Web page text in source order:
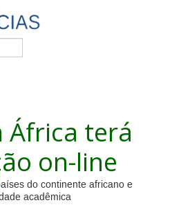
África terá
on-line
do continente africano e
acadêmica